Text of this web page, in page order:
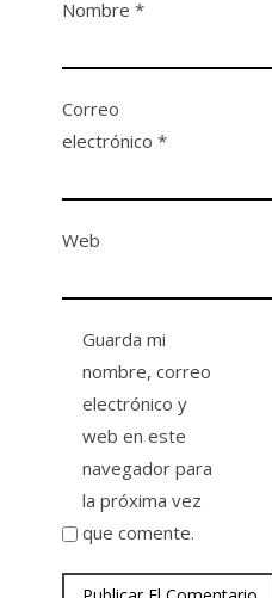
Nombre*
Correo
electrónico*
Web
Guarda mi
nombre, correo
electrónico y
web en este
navegador para
la próxima vez
que comente.